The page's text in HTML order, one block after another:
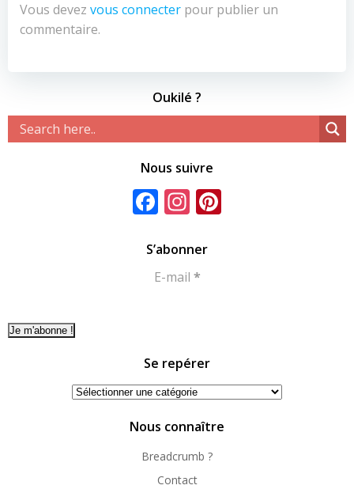
Vous devez vous connecter pour publier un
commentaire.
Oukilé ?
Nous suivre
Facebook
Instagram
S’abonner
E-mail *
Se repérer
Se
Nous connaître
Breadcrumb ?
Contact